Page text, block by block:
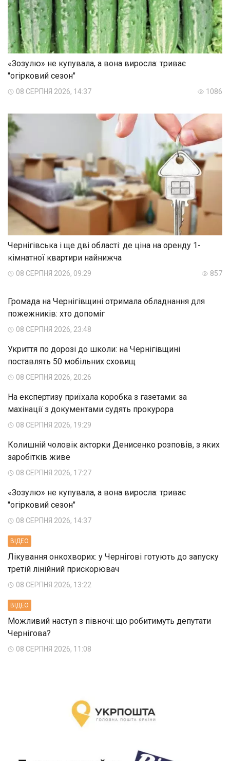
«Зозулю» не купувала, а вона виросла: триває
"огірковий сезон"
08 СЕРПНЯ 2026, 14:37 1086
Чернігівська і ще дві області: де ціна на оренду 1-
кімнатної квартири найнижча
08 СЕРПНЯ 2026, 09:29 857
Громада на Чернігівщині отримала обладнання для
пожежників: хто допоміг
08 СЕРПНЯ 2026, 23:48
Укриття по дорозі до школи: на Чернігівщині
поставлять 50 мобільних сховищ
08 СЕРПНЯ 2026, 20:26
На експертизу приїхала коробка з газетами: за
махінації з документами судять прокурора
08 СЕРПНЯ 2026, 19:29
Колишній чоловік акторки Денисенко розповів, з яких
заробітків живе
08 СЕРПНЯ 2026, 17:27
«Зозулю» не купувала, а вона виросла: триває
"огірковий сезон"
08 СЕРПНЯ 2026, 14:37
ВIДЕО
Лікування онкохворих: у Чернігові готують до запуску
третій лінійний прискорювач
08 СЕРПНЯ 2026, 13:22
ВIДЕО
Можливий наступ з півночі: що робитимуть депутати
Чернігова?
08 СЕРПНЯ 2026, 11:08